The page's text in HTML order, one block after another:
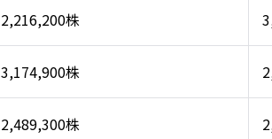
2,216,200株
3,174,900株
2,489,300株